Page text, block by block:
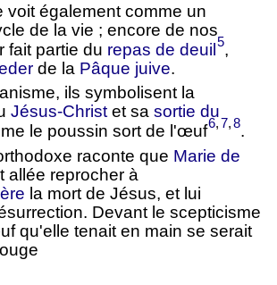
voit également comme un
de la vie ; encore de nos
fait partie du repas de deuil 5,
de la Pâque juive.
ils symbolisent la
Jésus-Christ et sa sortie du
le poussin sort de l'œuf6,7,8.
raconte que Marie de
allée reprocher à
la mort de Jésus, et lui
Devant le scepticisme
qu'elle tenait en main se serait